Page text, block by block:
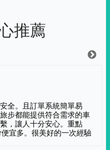
推薦
全。且訂單系統簡單易
步都能提供符合需求的車
，讓人十分安心。重點
宜多。很美好的一次經驗